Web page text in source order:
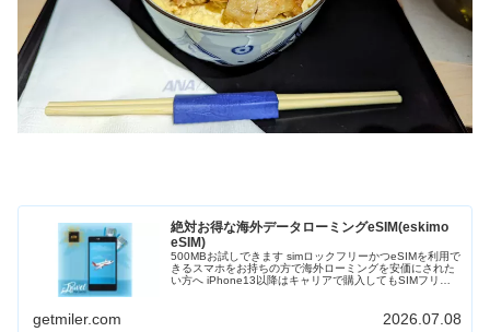
絶対お得な海外データローミングeSIM(eskimo
eSIM)
500MBお試しできます simロックフリーかつeSIMを利用で
きるスマホをお持ちの方で海外ローミングを安価にされた
い方へ iPhone13以降はキャリアで購入してもSIMフリー
getmiler.com 2026.07.08